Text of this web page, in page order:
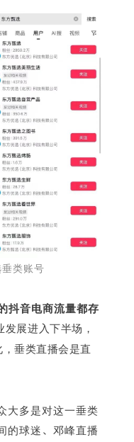
类账号
抖音电商流量都存
发展进入下半场，
垂类直播会是直
大多是对这一垂类
的球迷、邓峰直播